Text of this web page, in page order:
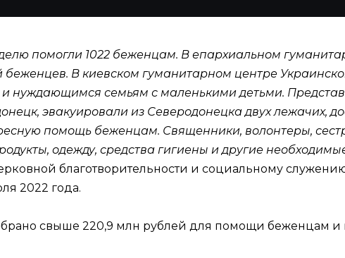
помогли 1022 беженцам. В епархиальном
В киевском гуманитарном центре
нуждающимся семьям с маленькими детьми.
эвакуировали из Северодонецка двух лежачих,
помощь беженцам. Священники, волонтеры,
одежду, средства гигиены и другие
благотворительности и социальному
2022 года.
свыше 220,9 млн рублей для помощи беженцам